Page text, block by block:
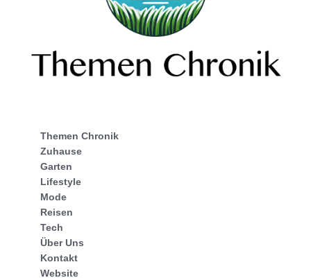
Themen Chronik
Zuhause
Garten
Lifestyle
Mode
Reisen
Tech
Über Uns
Kontakt
Website